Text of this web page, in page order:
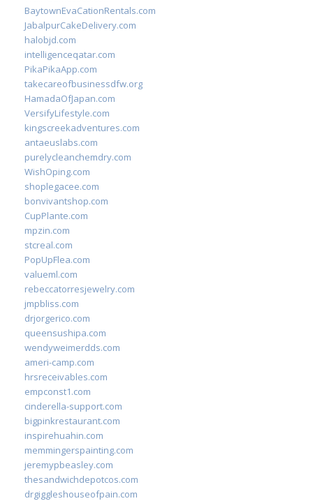
BaytownEvaCationRentals.com
JabalpurCakeDelivery.com
halobjd.com
intelligenceqatar.com
PikaPikaApp.com
takecareofbusinessdfw.org
HamadaOfJapan.com
VersifyLifestyle.com
kingscreekadventures.com
antaeuslabs.com
purelycleanchemdry.com
WishOping.com
shoplegacee.com
bonvivantshop.com
CupPlante.com
mpzin.com
stcreal.com
PopUpFlea.com
valueml.com
rebeccatorresjewelry.com
jmpbliss.com
drjorgerico.com
queensushipa.com
wendyweimerdds.com
ameri-camp.com
hrsreceivables.com
empconst1.com
cinderella-support.com
bigpinkrestaurant.com
inspirehuahin.com
memmingerspainting.com
jeremypbeasley.com
thesandwichdepotcos.com
drgiggleshouseofpain.com